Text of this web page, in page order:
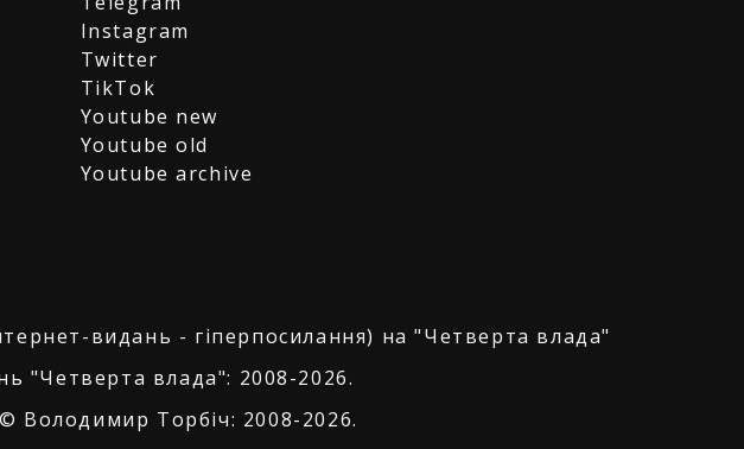
Instagram
Twitter
TikTok
Youtube new
Youtube old
Youtube archive
видань - гіперпосилання) на "Четверта влада"
"Четверта влада": 2008-2026.
Володимир Торбіч: 2008-2026.